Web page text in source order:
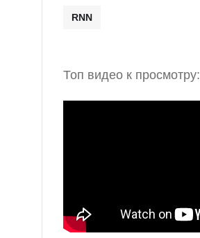
RNN
Топ видео к просмотру: